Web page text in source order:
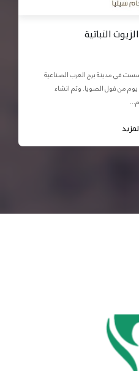
النباتية
في مدينة برج العرب الصناعية
بطاقة انتاجية 1000 طن / يوم من فول الصويا. وتم انشاء